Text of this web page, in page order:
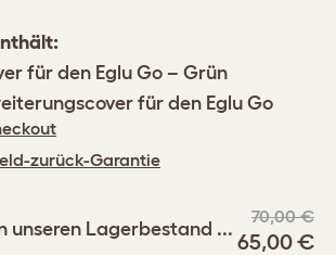
zurück-Garantie
unseren Lagerbestand ...
70,00 €
65,00 €
für den Eglu Go – Grün
für den Eglu Go